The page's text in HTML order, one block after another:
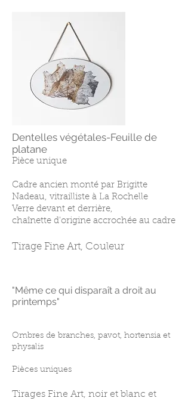
Dentelles végétales-Feuille de
platane
Pièce unique
Cadre ancien monté par Brigitte
Nadeau, vitrailliste à La Rochelle
Verre devant et derrière,
chaînette d'origine accrochée au cadre
Tirage Fine Art, Couleur
​"Même ce qui disparaît a droit au
printemps"
Ombres de branches, pavot, hortensia et
physalis
Pièces uniques
Tirages Fine Art, noir et blanc et